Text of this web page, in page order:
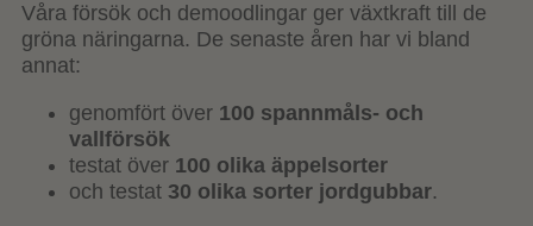
Våra försök och demoodlingar ger växtkraft till de
gröna näringarna. De senaste åren har vi bland
annat:
genomfört över 100 spannmåls- och
vallförsök
testat över 100 olika äppelsorter
och testat 30 olika sorter jordgubbar.